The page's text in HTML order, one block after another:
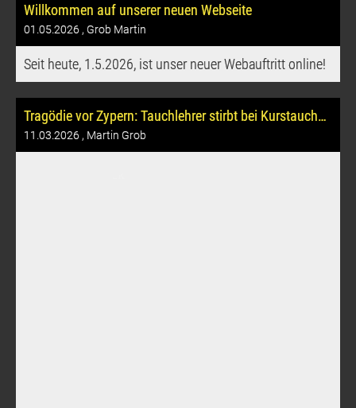
Willkommen auf unserer neuen Webseite
01.05.2026 , Grob Martin
Seit heute, 1.5.2026, ist unser neuer Webauftritt online!
Tragödie vor Zypern: Tauchlehrer stirbt bei Kurstauchgang am Zenobia-Wrack
11.03.2026 , Martin Grob